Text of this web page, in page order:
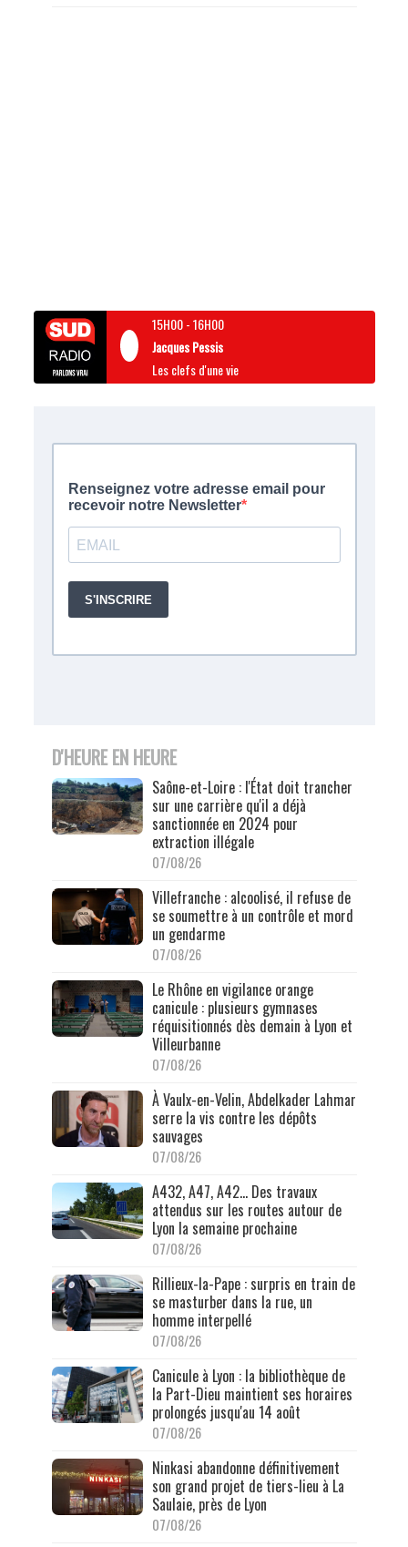
15H00-16H00
Jacques Pessis
Les clefs d'une vie
D'HEURE EN HEURE
Saône-et-Loire : l'État doit trancher
sur une carrière qu'il a déjà
sanctionnée en 2024 pour
extraction illégale
07/08/26
Villefranche : alcoolisé, il refuse de
se soumettre à un contrôle et mord
un gendarme
07/08/26
Le Rhône en vigilance orange
canicule : plusieurs gymnases
réquisitionnés dès demain à Lyon et
Villeurbanne
07/08/26
À Vaulx-en-Velin, Abdelkader Lahmar
serre la vis contre les dépôts
sauvages
07/08/26
A432, A47, A42… Des travaux
attendus sur les routes autour de
Lyon la semaine prochaine
07/08/26
Rillieux-la-Pape : surpris en train de
se masturber dans la rue, un
homme interpellé
07/08/26
Canicule à Lyon : la bibliothèque de
la Part-Dieu maintient ses horaires
prolongés jusqu'au 14 août
07/08/26
Ninkasi abandonne définitivement
son grand projet de tiers-lieu à La
Saulaie, près de Lyon
07/08/26